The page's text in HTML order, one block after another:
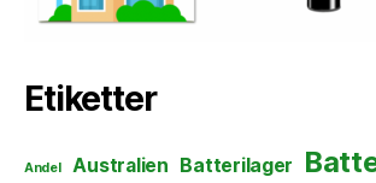
Etiketter
Andel Australien Batterilager